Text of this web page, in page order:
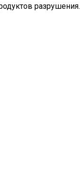
разрушения.